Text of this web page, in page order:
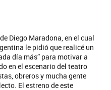
Diego Maradona, en el cual
le pidió que realicé un
día más” para motivar a
en el escenario del teatro
obreros y mucha gente
El estreno de este